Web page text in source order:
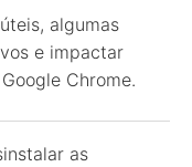
algumas
e impactar
Chrome.
as